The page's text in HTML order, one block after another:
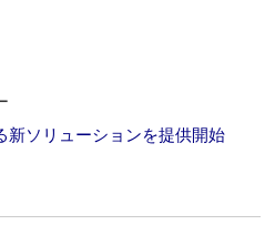
新ソリューションを提供開始